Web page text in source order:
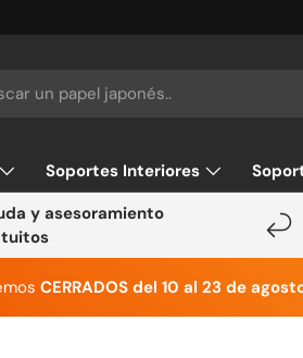
Soportes Interiores
y asesoramiento
CERRADOS del 10 al 23 de